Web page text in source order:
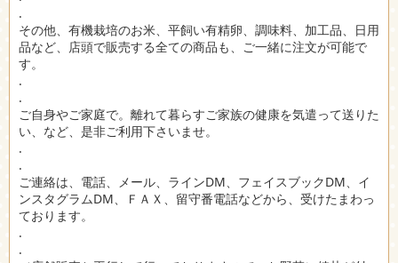
.
その他、有機栽培のお米、平飼い有精卵、調味料、加工品、日用
品など、店頭で販売する全ての商品も、ご一緒に注文が可能で
す。
.
.
ご自身やご家庭で。離れて暮らすご家族の健康を気遣って送りた
い、など、是非ご利用下さいませ。
.
.
ご連絡は、電話、メール、ラインDM、フェイスブックDM、イ
ンスタグラムDM、ＦＡＸ、留守番電話などから、受けたまわっ
ております。
.
.